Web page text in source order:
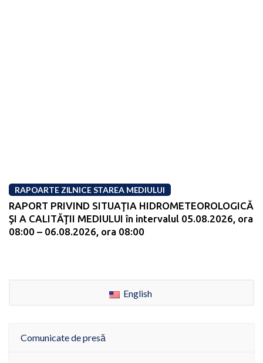
RAPOARTE ZILNICE STAREA MEDIULUI
RAPORT PRIVIND SITUAŢIA HIDROMETEOROLOGICĂ
ŞI A CALITĂŢII MEDIULUI în intervalul 05.08.2026, ora
08:00 – 06.08.2026, ora 08:00
English
Comunicate de presă